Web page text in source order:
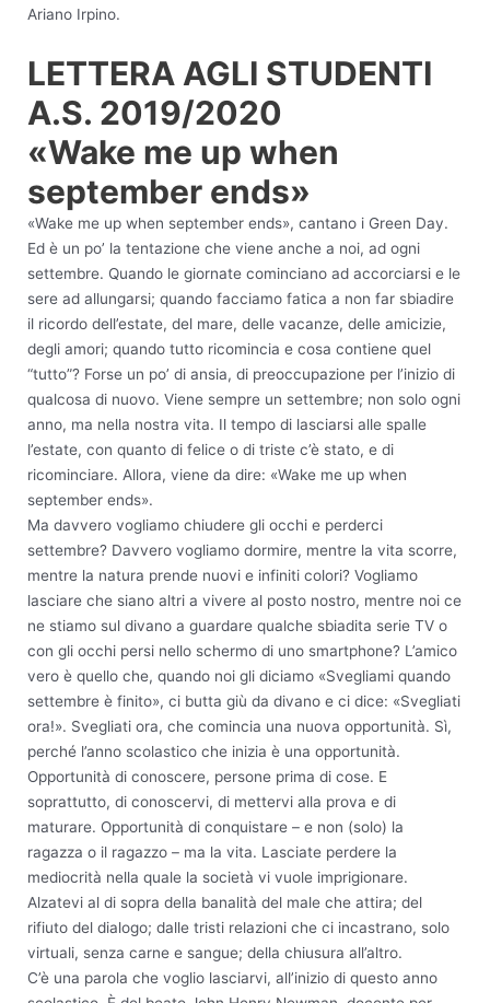
Ariano Irpino.
LETTERA AGLI STUDENTI
A.S. 2019/2020
«Wake me up when
september ends»
«Wake me up when september ends», cantano i Green Day.
Ed è un po’ la tentazione che viene anche a noi, ad ogni
settembre. Quando le giornate cominciano ad accorciarsi e le
sere ad allungarsi; quando facciamo fatica a non far sbiadire
il ricordo dell’estate, del mare, delle vacanze, delle amicizie,
degli amori; quando tutto ricomincia e cosa contiene quel
“tutto”? Forse un po’ di ansia, di preoccupazione per l’inizio di
qualcosa di nuovo. Viene sempre un settembre; non solo ogni
anno, ma nella nostra vita. Il tempo di lasciarsi alle spalle
l’estate, con quanto di felice o di triste c’è stato, e di
ricominciare. Allora, viene da dire: «Wake me up when
september ends».
Ma davvero vogliamo chiudere gli occhi e perderci
settembre? Davvero vogliamo dormire, mentre la vita scorre,
mentre la natura prende nuovi e infiniti colori? Vogliamo
lasciare che siano altri a vivere al posto nostro, mentre noi ce
ne stiamo sul divano a guardare qualche sbiadita serie TV o
con gli occhi persi nello schermo di uno smartphone? L’amico
vero è quello che, quando noi gli diciamo «Svegliami quando
settembre è finito», ci butta giù da divano e ci dice: «Svegliati
ora!». Svegliati ora, che comincia una nuova opportunità. Sì,
perché l’anno scolastico che inizia è una opportunità.
Opportunità di conoscere, persone prima di cose. E
soprattutto, di conoscervi, di mettervi alla prova e di
maturare. Opportunità di conquistare – e non (solo) la
ragazza o il ragazzo – ma la vita. Lasciate perdere la
mediocrità nella quale la società vi vuole imprigionare.
Alzatevi al di sopra della banalità del male che attira; del
rifiuto del dialogo; dalle tristi relazioni che ci incastrano, solo
virtuali, senza carne e sangue; della chiusura all’altro.
C’è una parola che voglio lasciarvi, all’inizio di questo anno